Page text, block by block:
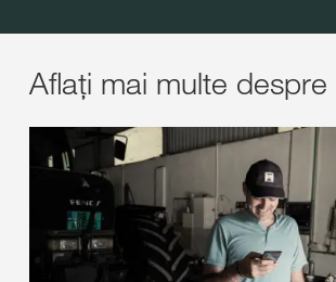
Aflați mai multe despre